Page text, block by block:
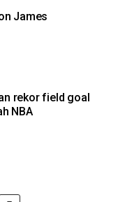
James
rekor field goal
NBA